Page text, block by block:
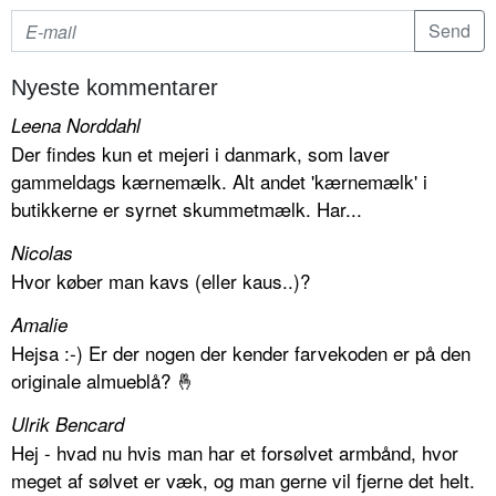
Nyeste kommentarer
Leena Norddahl
Der findes kun et mejeri i danmark, som laver
gammeldags kærnemælk. Alt andet 'kærnemælk' i
butikkerne er syrnet skummetmælk. Har...
Nicolas
Hvor køber man kavs (eller kaus..)?
Amalie
Hejsa :-) Er der nogen der kender farvekoden er på den
originale almueblå? 🤞
Ulrik Bencard
Hej - hvad nu hvis man har et forsølvet armbånd, hvor
meget af sølvet er væk, og man gerne vil fjerne det helt.